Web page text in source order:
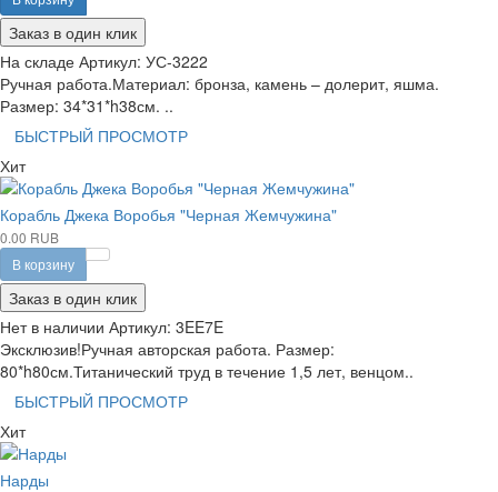
Заказ в один клик
На складе Артикул: УС-3222
Ручная работа.Материал: бронза, камень – долерит, яшма.
Размер: 34*31*h38см. ..
БЫСТРЫЙ ПРОСМОТР
Хит
Корабль Джека Воробья "Черная Жемчужина"
0.00 RUB
В корзину
Заказ в один клик
Нет в наличии Артикул: 3EE7E
Эксклюзив!Ручная авторская работа. Размер:
80*h80см.Титанический труд в течение 1,5 лет, венцом..
БЫСТРЫЙ ПРОСМОТР
Хит
Нарды